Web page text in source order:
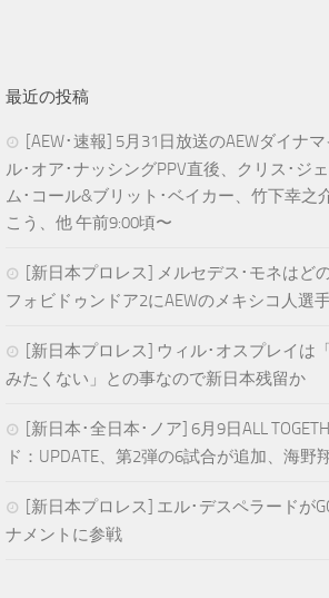
最近の投稿
[AEW･速報] 5月31日放送のAEWダイナ
ル･オア･ナッシングPPV直後、クリス･ジ
ム･コール&ブリット･ベイカー、竹下幸之
こう、他 午前9:00頃〜
[新日本プロレス] メルセデス･モネはど
フォビドゥンドア2にAEWのメキシコ人選
[新日本プロレス] ウィル･オスプレイは
みたくない」との事なので新日本残留か
[新日本･全日本･ノア] 6月9日ALL
ド：UPDATE、第2弾の6試合が追加、海野
[新日本プロレス] エル･デスペラードが
ナメントに参戦